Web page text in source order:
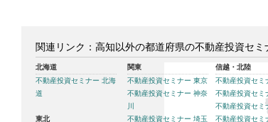
関連リンク：高知以外の都道府県の不動産投資セミ
北海道
不動産投資セミナー 北海
道
東北
関東
不動産投資セミナー 東京
不動産投資セミナー 神奈
川
不動産投資セミナー 埼玉
信越・北陸
不動産投資セミ
不動産投資セミ
不動産投資セミ
不動産投資セミ